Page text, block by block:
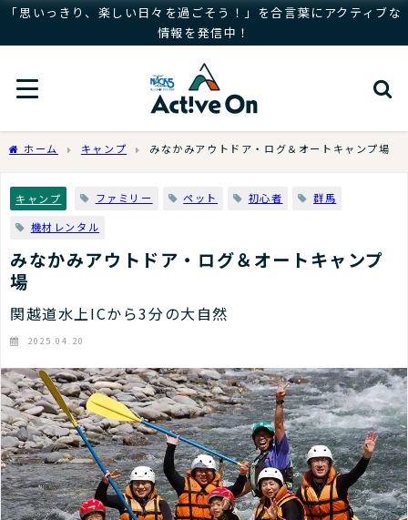
「思いっきり、楽しい日々を過ごそう！」を合言葉にアクティブな
情報を発信中！
ホーム キャンプ みなかみアウトドア・ログ＆オートキャンプ場
キャンプ ファミリー ペット 初心者
群馬
機材レンタル
みなかみアウトドア・ログ＆オートキャンプ
場
関越道水上ICから3分の大自然
2025.04.20